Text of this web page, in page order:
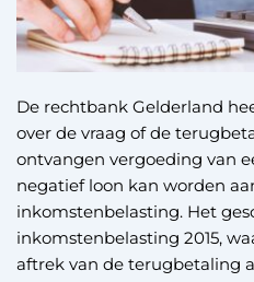
De rechtbank Gelderland
over de vraag of de
ontvangen vergoeding van
negatief loon kan worden
inkomstenbelasting. Het
inkomstenbelasting 2015,
aftrek van de terugbetaling